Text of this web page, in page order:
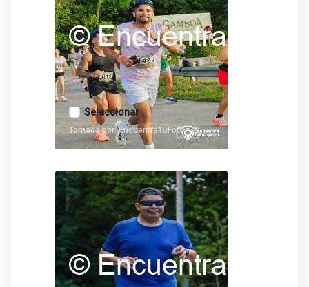
Seleccionar
Tomada por: EncuentraTuFoto